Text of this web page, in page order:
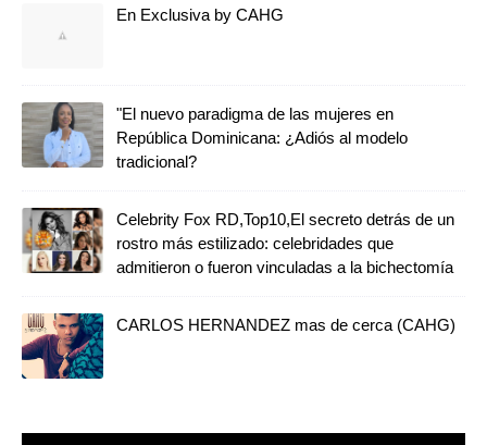
En Exclusiva by CAHG
"El nuevo paradigma de las mujeres en
República Dominicana: ¿Adiós al modelo
tradicional?
Celebrity Fox RD,Top10,El secreto detrás de un
rostro más estilizado: celebridades que
admitieron o fueron vinculadas a la bichectomía
CARLOS HERNANDEZ mas de cerca (CAHG)